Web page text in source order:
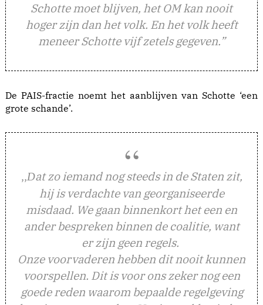
Schotte moet blijven, het OM kan nooit
hoger zijn dan het volk. En het volk heeft
meneer Schotte vijf zetels gegeven.”
De PAIS-fractie noemt het aanblijven van Schotte ‘een
grote schande’.
,,Dat zo iemand nog steeds in de Staten zit,
hij is verdachte van georganiseerde
misdaad. We gaan binnenkort het een en
ander bespreken binnen de coalitie, want
er zijn geen regels.
Onze voorvaderen hebben dit nooit kunnen
voorspellen. Dit is voor ons zeker nog een
goede reden waarom bepaalde regelgeving